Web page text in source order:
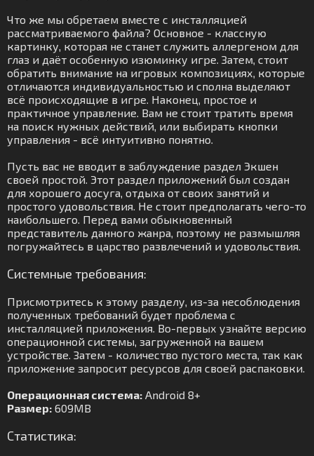
Что же мы обретаем вместе с инсталляцией
рассматриваемого файла? Основное - классную
картинку, которая не станет служить аллергеном для
глаз и даёт особенную изюминку игре. Затем, стоит
обратить внимание на игровых композициях, которые
отличаются индивидуальностью и сполна выделяют
всё происходящие в игре. Наконец, простое и
практичное управление. Вам не стоит тратить время
на поиск нужных действий, или выбирать кнопки
управления - всё интуитивно понятно.
Пусть вас не вводит в заблуждение раздел Экшен
своей простой. Этот раздел приложений был создан
для хорошего досуга, отдыха от своих занятий и
простого удовольствия. Не стоит предполагать чего-то
наибольшего. Перед вами обыкновенный
представитель данного жанра, поэтому не размышляя
погружайтесь в царство развлечений и удовольствия.
Системные требования:
Присмотритесь к этому разделу, из-за несоблюдения
полученных требований будет проблема с
инсталляцией приложения. Во-первых узнайте версию
операционной системы, загруженной на вашем
устройстве. Затем - количество пустого места, так как
приложение запросит ресурсов для своей распаковки.
Операционная система: Android 8+
Размер: 609MB
Статистика: